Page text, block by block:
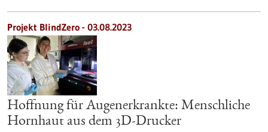
Projekt BlindZero - 03.08.2023
Hoffnung für Augenerkrankte: Menschliche
Hornhaut aus dem 3D-Drucker